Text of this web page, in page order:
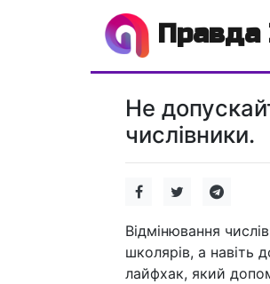
Правда
Не
числівники.
Відмінювання
школярів, а навіть
лайфхак, який